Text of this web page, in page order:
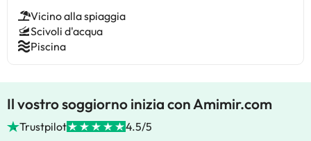
Vicino alla spiaggia
Scivoli d'acqua
Piscina
Il vostro soggiorno inizia con Amimir.com
Trustpilot 4.5/5